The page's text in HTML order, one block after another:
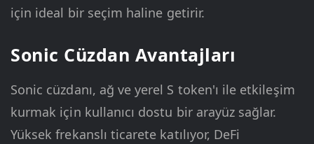
için ideal bir seçim haline getirir.
Sonic Cüzdan Avantajları
Sonic cüzdanı, ağ ve yerel S token'ı ile etkileşim
kurmak için kullanıcı dostu bir arayüz sağlar.
Yüksek frekanslı ticarete katılıyor, DeFi